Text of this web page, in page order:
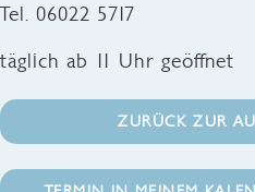
Tel. 06022 5717
täglich ab 11 Uhr geöffnet
ZURÜCK ZUR